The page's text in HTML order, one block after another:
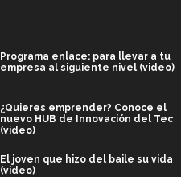
Programa enlace: para llevar a tu
empresa al siguiente nivel (video)
¿Quieres emprender? Conoce el
nuevo HUB de Innovación del Tec
(video)
El joven que hizo del baile su vida
(video)